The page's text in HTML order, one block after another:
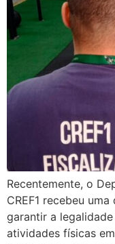
Recentemente, o
CREF1 recebeu
garantir a
atividades físicas